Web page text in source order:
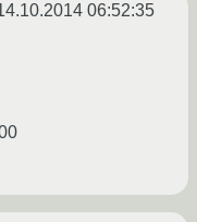
06:52:35